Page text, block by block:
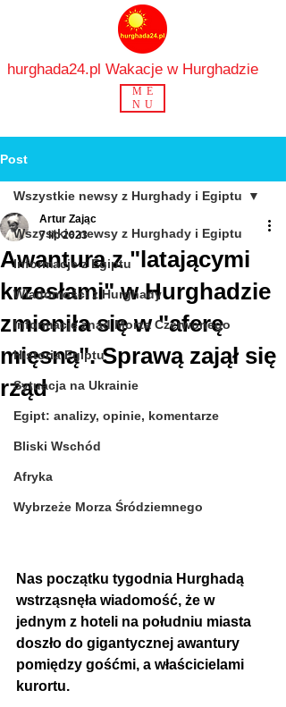
hurghada24.pl Wakacje w Hurghadzie
ME
NU
Post
Wszystkie newsy z Hurghady i Egiptu
Informacje z Egiptu
Wiadomości z Hurghady
Informacje znad Morza Czerwonego
Historia Egiptu
Sytuacja na Ukrainie
Egipt: analizy, opinie, komentarze
Bliski Wschód
Afryka
Wybrzeże Morza Śródziemnego
Wszystkie newsy z Hurghady i Egiptu
Awantura z "latającymi
krzesłami" w Hurghadzie
zmieniła się w "aferę
mięsną". Sprawą zajął się
rząd
Artur Zając
7 lip 2023
Nas początku tygodnia Hurghadą
wstrząsnęła wiadomość, że w
jednym z hoteli na południu miasta
doszło do gigantycznej awantury
pomiędzy gośćmi, a właścicielami
kurortu.